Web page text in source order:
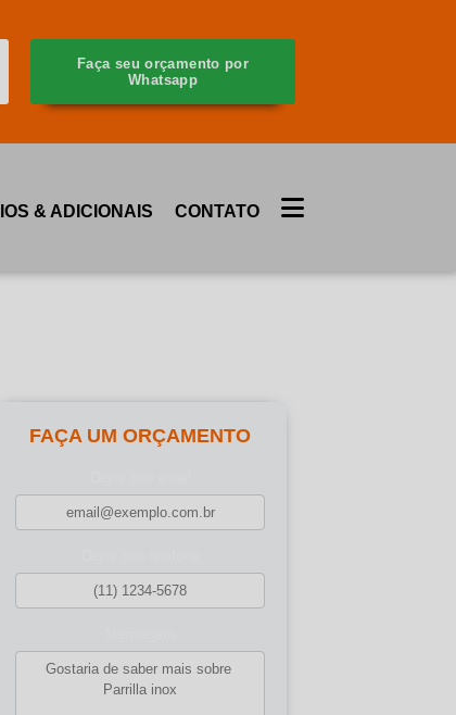
Faça seu orçamento por
Whatsapp
& ADICIONAIS CONTATO
FAÇA UM ORÇAMENTO